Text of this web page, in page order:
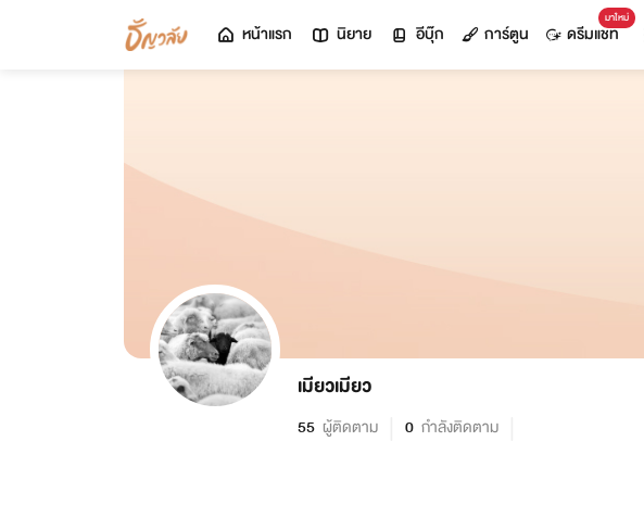
หน้าแรก นิยาย อีบุ๊ก การ์ตูน
มาใหม่
ดรีมแชท
เมียวเมียว
55 ผู้ติดตาม 0 กำลังติดตาม